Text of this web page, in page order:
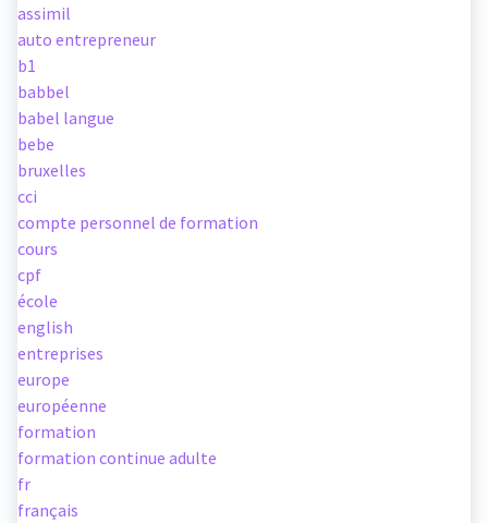
assimil
auto entrepreneur
b1
babbel
babel langue
bebe
bruxelles
cci
compte personnel de formation
cours
cpf
école
english
entreprises
europe
européenne
formation
formation continue adulte
fr
français